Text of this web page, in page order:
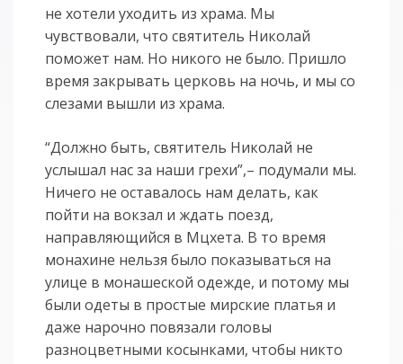
не хотели уходить из храма. Мы
чувствовали, что святитель Николай
поможет нам. Но никого не было. Пришло
время закрывать церковь на ночь, и мы со
слезами вышли из храма.
“Должно быть, святитель Николай не
услышал нас за наши грехи”,– подумали мы.
Ничего не оставалось нам делать, как
пойти на вокзал и ждать поезд,
направляющийся в Мцхета. В то время
монахине нельзя было показываться на
улице в монашеской одежде, и потому мы
были одеты в простые мирские платья и
даже нарочно повязали головы
разноцветными косынками, чтобы никто